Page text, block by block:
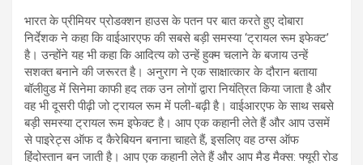
भारत के प्रीमियर प्रोडक्शन हाउस के पतन पर बात करते हुए दोबारा
निर्देशक ने कहा कि वाईआरएफ की सबसे बड़ी समस्या ‘ट्रायल रूम इफेक्ट’
है। उन्होंने यह भी कहा कि आदित्य को उन्हें हुक्म चलाने के बजाय उन्हें
सशक्त बनाने की जरूरत है। अनुराग ने एक साक्षात्कार के दौरान बताया
बॉलीवुड में सिनेमा काफी हद तक उन लोगों द्वारा नियंत्रित किया जाता है और
वह भी दूसरी पीढ़ी जो ट्रायल रूम में पली-बढ़ी है। वाईआरएफ के साथ सबसे
बड़ी समस्या ट्रायल रूम इफेक्ट है। आप एक कहानी लेते हैं और आप उसमें
से पाइरेट्स ऑफ द कैरेबियन बनाना चाहते हैं, इसलिए वह ठग्स ऑफ
हिंदोस्तान बन जाती है। आप एक कहानी लेते हैं और आप मैड मैक्स: फ्यूरी रोड